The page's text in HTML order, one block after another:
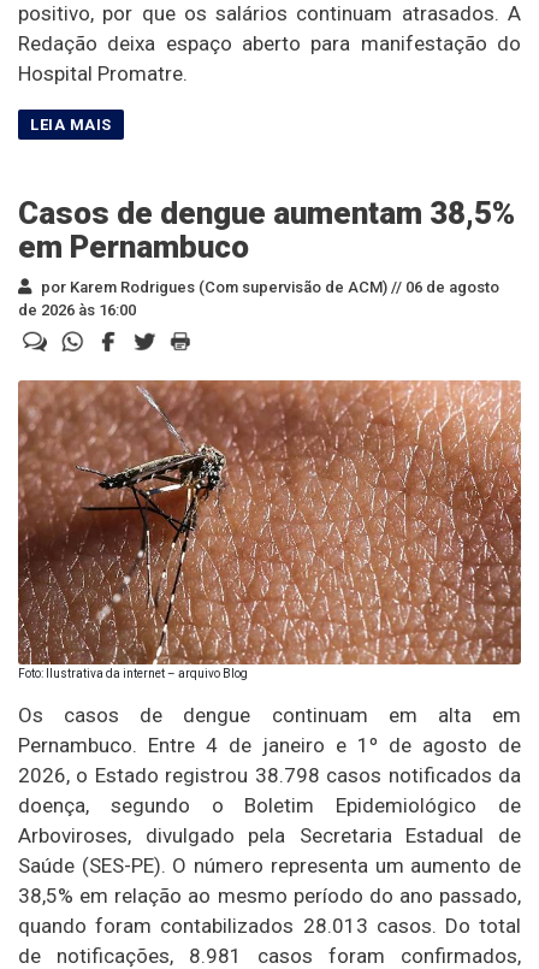
positivo, por que os salários continuam atrasados. A
Redação deixa espaço aberto para manifestação do
Hospital Promatre.
Casos de dengue aumentam 38,5%
em Pernambuco
por Karem Rodrigues (Com supervisão de ACM) // 06 de agosto
de 2026 às 16:00
Foto: Ilustrativa da internet – arquivo Blog
Os casos de dengue continuam em alta em
Pernambuco. Entre 4 de janeiro e 1º de agosto de
2026, o Estado registrou 38.798 casos notificados da
doença, segundo o Boletim Epidemiológico de
Arboviroses, divulgado pela Secretaria Estadual de
Saúde (SES-PE). O número representa um aumento de
38,5% em relação ao mesmo período do ano passado,
quando foram contabilizados 28.013 casos. Do total
de notificações, 8.981 casos foram confirmados,